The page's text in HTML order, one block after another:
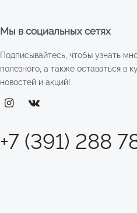
Мы в социальных сетях
Подписывайтесь, чтобы узнать
полезного, а также оставаться в
новостей и акций!
+7 (391) 288